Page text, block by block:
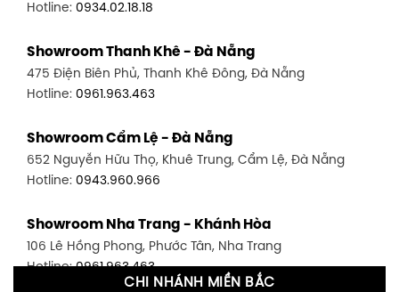
1448 Huỳnh Tấn Phát, Phú Thuận, Quận 7, TP HCM
Hotline:0946.480.580
348 Đ. Bạch Đằng, P. 14, Bình Thạnh, TP HCM
Hotline:0902.716.230
591 Hoàng Văn Thụ, P. 4, Tân Bình, TP HCM
Hotline:0906.256.759
Hotline: 0934.02.18.18
Showroom Thanh Khê - Đà Nẵng
475 Điện Biên Phủ, Thanh Khê Đông, Đà Nẵng
Hotline: 0961.963.463
Showroom Cẩm Lệ - Đà Nẵng
652 Nguyễn Hữu Thọ, Khuê Trung, Cẩm Lệ, Đà Nẵng
Hotline: 0943.960.966
Showroom Nha Trang - Khánh Hòa
106 Lê Hồng Phong, Phước Tân, Nha Trang
Hotline:0961.963.463
CHI NHÁNH MIỀN BẮC